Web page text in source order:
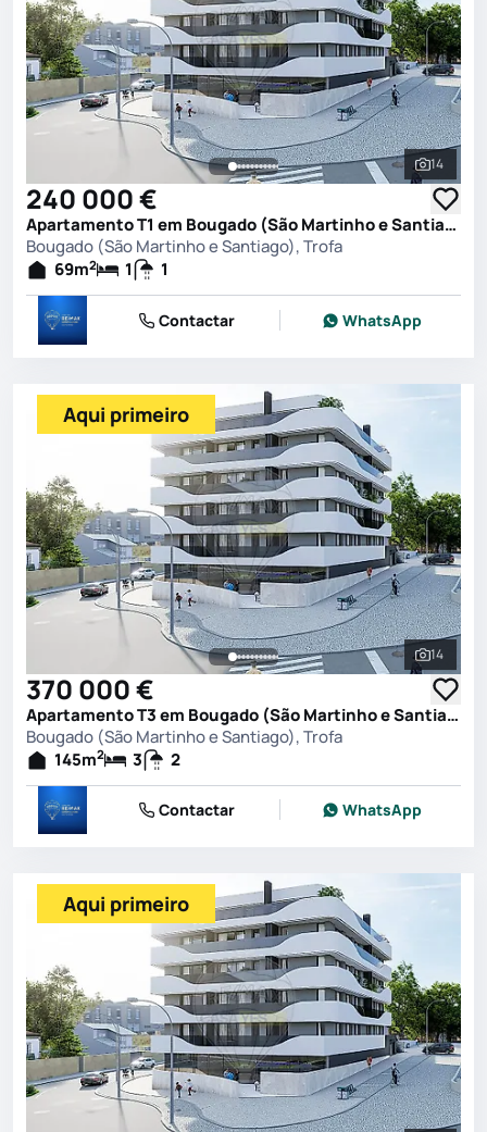
Ver
14
240 000 €
Apartamento T1 em Bougado (São Martinho e Santiago), Trofa
Bougado (São Martinho e Santiago), Trofa
69m2 1 1
Contactar WhatsApp
Ver
14
Aqui primeiro
370 000 €
Apartamento T3 em Bougado (São Martinho e Santiago), Trofa
Bougado (São Martinho e Santiago), Trofa
145m2 3 2
Contactar WhatsApp
Aqui primeiro